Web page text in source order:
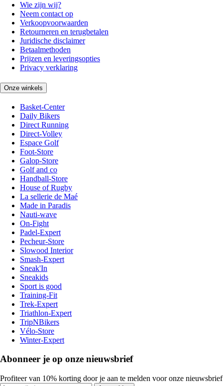
Wie zijn wij?
Neem contact op
Verkoopvoorwaarden
Retourneren en terugbetalen
Juridische disclaimer
Betaalmethoden
Prijzen en leveringsopties
Privacy verklaring
Onze winkels
Basket-Center
Daily Bikers
Direct Running
Direct-Volley
Espace Golf
Foot-Store
Galop-Store
Golf and co
Handball-Store
House of Rugby
La sellerie de Maé
Made in Paradis
Nauti-wave
On-Fight
Padel-Expert
Pecheur-Store
Slowood Interior
Smash-Expert
Sneak'In
Sneakids
Sport is good
Training-Fit
Trek-Expert
Triathlon-Expert
TripNBikers
Vélo-Store
Winter-Expert
Abonneer je op onze nieuwsbrief
Profiteer van 10% korting door je aan te melden voor onze nieuwsbrief